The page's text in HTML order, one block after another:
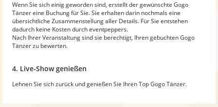
Wenn Sie sich einig geworden sind, erstellt der gewünschte Gogo
Tänzer eine Buchung für Sie. Sie erhalten darin nochmals eine
übersichtliche Zusammenstellung aller Details. Für Sie entstehen
dadurch keine Kosten durch eventpeppers.
Nach Ihrer Veranstaltung sind sie berechtigt, Ihren gebuchten Gogo
Tänzer zu bewerten.
4. Live-Show genießen
Lehnen Sie sich zurück und genießen Sie Ihren Top Gogo Tänzer.